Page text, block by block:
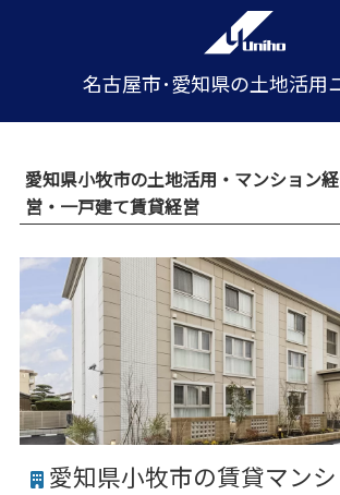
名古屋市･愛知県の土地活用
愛知県小牧市の土地活用・マンション
営・一戸建て賃貸経営
愛知県小牧市の賃貸マン